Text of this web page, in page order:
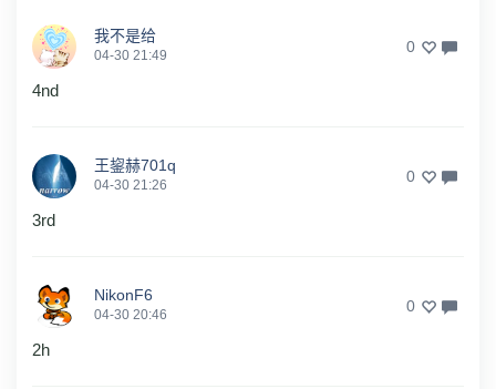
我不是给
04-30 21:49 0
4nd
王鋆赫701q
04-30 21:26 0
3rd
NikonF6
04-30 20:46 0
2h